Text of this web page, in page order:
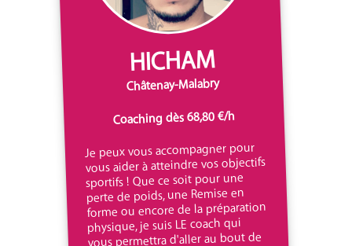
HICHAM
Châtenay-Malabry
Coaching dès 68,80 €/h
Je peux vous accompagner pour
vous aider à atteindre vos objectifs
sportifs ! Que ce soit pour une
perte de poids, une Remise en
forme ou encore de la préparation
physique, je suis LE coach qui
vous permettra d'aller au bout de